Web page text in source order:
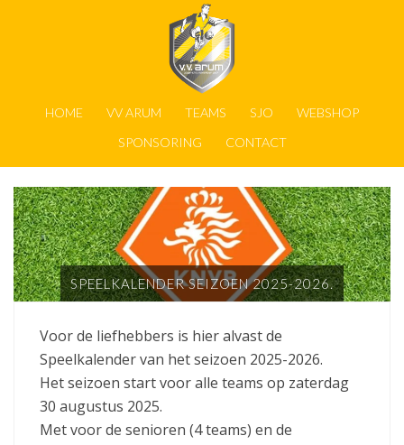
HOME VV ARUM TEAMS SJO
WEBSHOP
SPONSORING
CONTACT
SPEELKALENDER SEIZOEN 2025-2026.
Voor de liefhebbers is hier alvast de
Speelkalender van het seizoen 2025-2026.
Het seizoen start voor alle teams op zaterdag
30 augustus 2025.
Met voor de senioren (4 teams) en de